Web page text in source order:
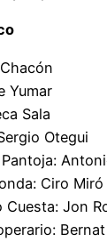
Yumar
Sala
Otegui
Ciro Miró
Cuesta: Jon